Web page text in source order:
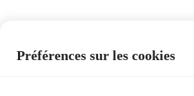
Préférences sur les cookies